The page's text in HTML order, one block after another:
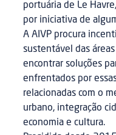
portuária de Le
por iniciativa de
A AIVP procura
sustentável das
encontrar soluções
enfrentados por
relacionadas com o
urbano, integração
economia e cultura.